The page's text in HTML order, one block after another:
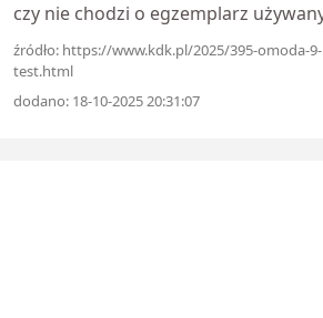
czy nie chodzi o egzemplarz
źródło: https://www.kdk.pl/2025/395-omoda-
test.html
dodano: 18-10-2025 20:31:07